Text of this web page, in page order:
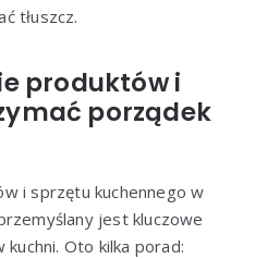
tłuszcz.
produktów i
porządek
i sprzętu kuchennego w
jest kluczowe
Oto kilka porad: